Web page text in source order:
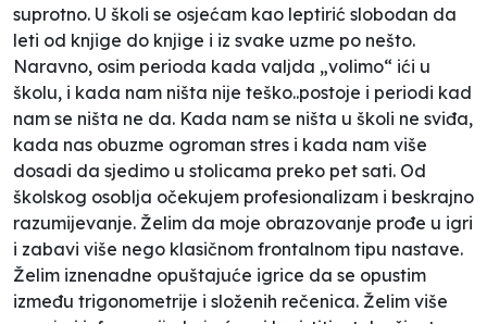
suprotno. U školi se osjećam kao leptirić slobodan da
leti od knjige do knjige i iz svake uzme po nešto.
Naravno, osim perioda kada valjda „volimo“ ići u
školu, i kada nam ništa nije teško..postoje i periodi kad
nam se ništa ne da. Kada nam se ništa u školi ne sviđa,
kada nas obuzme ogroman stres i kada nam više
dosadi da sjedimo u stolicama preko pet sati. Od
školskog osoblja očekujem profesionalizam i beskrajno
razumijevanje. Želim da moje obrazovanje prođe u igri
i zabavi više nego klasičnom frontalnom tipu nastave.
Želim iznenadne opuštajuće igrice da se opustim
između trigonometrije i složenih rečenica. Želim više